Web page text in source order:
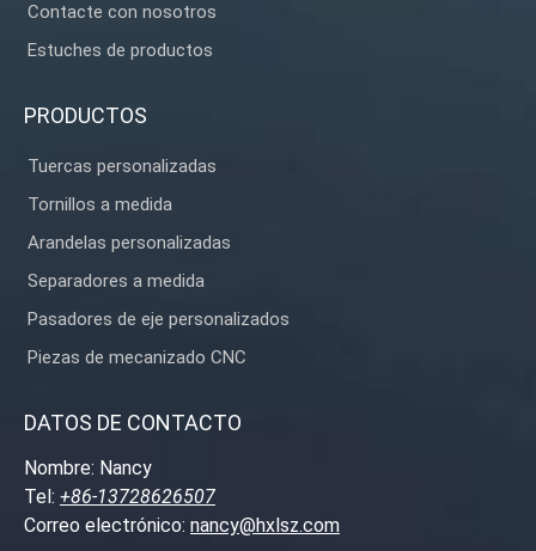
Contacte con nosotros
Estuches de productos
PRODUCTOS
Tuercas personalizadas
Tornillos a medida
Arandelas personalizadas
Separadores a medida
Pasadores de eje personalizados
Piezas de mecanizado CNC
DATOS DE CONTACTO
Nombre: Nancy
Tel: +86-13728626507
Correo electrónico: nancy@hxlsz.com